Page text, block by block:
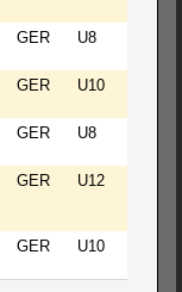
GER U8
GER U10
GER U8
GER U12
GER U10